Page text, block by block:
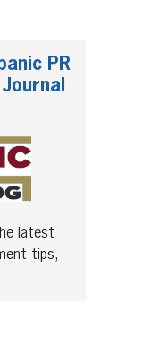
PR
latest
tips,